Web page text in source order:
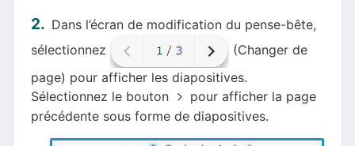
Dans l’écran de modification du pense-bête,
sélectionnez
(Changer de
page) pour afficher les diapositives.
Sélectionnez le bouton
pour afficher la page
précédente sous forme de diapositives.